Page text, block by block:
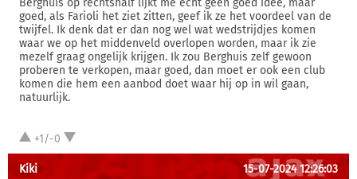
Berghuis op rechtshalf lijkt me echt geen goed idee, maar
goed, als Farioli het ziet zitten, geef ik ze het voordeel van de
twijfel. Ik denk dat er dan nog wel wat wedstrijdjes komen
waar we op het middenveld overlopen worden, maar ik zie
mezelf graag ongelijk krijgen. Ik zou Berghuis zelf gewoon
proberen te verkopen, maar goed, dan moet er ook een club
komen die hem een aanbod doet waar hij op in wil gaan,
natuurlijk.
+1/-0
Kiki 15-07-2024 12:26:03